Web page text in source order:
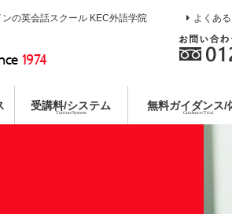
の英会話スクール KEC外語学院
1974
よくあ
コミッ
受講料/システム
Tuition/System
無料ガイダンス/
Guidance/Trial